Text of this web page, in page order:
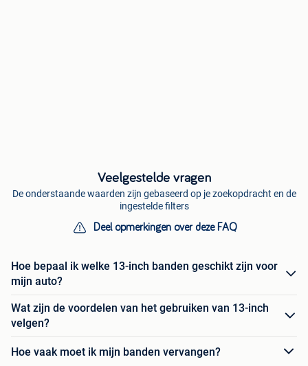
Veelgestelde vragen
De onderstaande waarden zijn gebaseerd op je zoekopdracht en de
ingestelde filters
Deel opmerkingen over deze FAQ
Hoe bepaal ik welke 13-inch banden geschikt zijn voor
mijn auto?
Wat zijn de voordelen van het gebruiken van 13-inch
velgen?
Hoe vaak moet ik mijn banden vervangen?